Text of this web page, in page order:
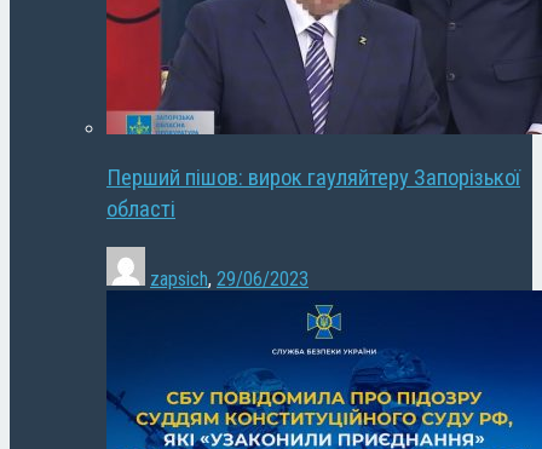
Перший пішов: вирок гауляйтеру Запорізької
області
zapsich, 29/06/2023